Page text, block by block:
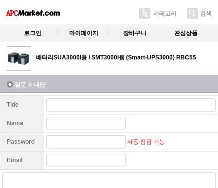
카테고리 검색
로그인 마이페이지 장바구니 관심상품
배터리SUA3000I용 / SMT3000I용 (Smart-UPS3000) RBC55
질문과 대답
Title
Name
Password 자동 잠금 기능
Email